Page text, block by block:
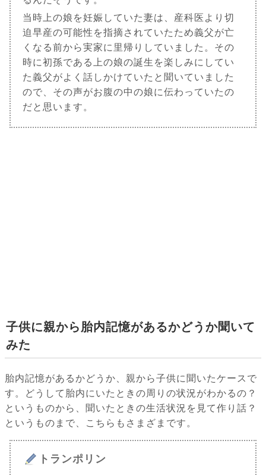
当時上の娘を妊娠していた妻は、産科医より切
迫早産の可能性を指摘されていたため義父が亡
くなる前から実家に里帰りしていました。その
時に初孫である上の娘の誕生を楽しみにしてい
た義父がよく話しかけていたと聞いていました
ので、その声がお腹の中の娘に伝わっていたの
だと思います。
子供に親から胎内記憶があるかどうか聞いて
みた
胎内記憶があるかどうか、親から子供に聞いたケースで
す。どうして胎内にいたときの周りの状況がわかるの？
というものから、聞いたときの生活状況を見て作り話？
というものまで、こちらもさまざまです。
トランポリン